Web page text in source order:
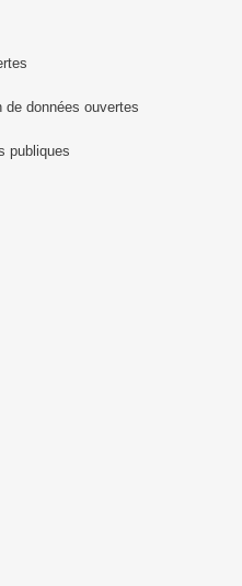
de données ouvertes
publiques